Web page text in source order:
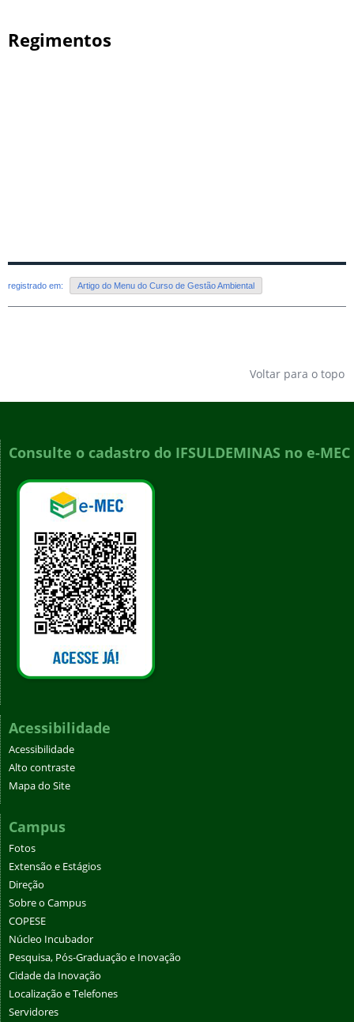
Regimentos
registrado em: Artigo do Menu do Curso de Gestão Ambiental
Voltar para o topo
Consulte o cadastro do IFSULDEMINAS no e-MEC
Acessibilidade
Acessibilidade
Alto contraste
Mapa do Site
Campus
Fotos
Extensão e Estágios
Direção
Sobre o Campus
COPESE
Núcleo Incubador
Pesquisa, Pós-Graduação e Inovação
Cidade da Inovação
Localização e Telefones
Servidores